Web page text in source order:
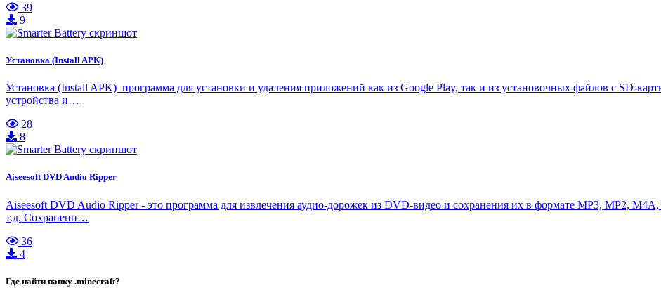
39
9
Установка (Install APK)
Установка (Install APK) программа для установки и удаления приложений как из Google Play, так и из установочных файлов с SD-
устройства и…
28
8
Aiseesoft DVD Audio Ripper
Aiseesoft DVD Audio Ripper - это программа для извлечения аудио-дорожек из DVD-видео и сохранения их в формате MP3, MP2,
т.д. Сохраненн…
36
4
Где найти папку .minecraft?